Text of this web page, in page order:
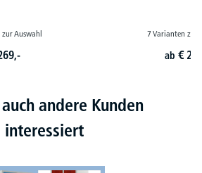
Auswahl 7 Varianten zur
ab€
andere Kunden
interessiert